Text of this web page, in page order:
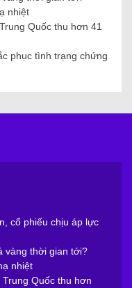
nhiệt
Quốc thu hơn 41
phục tình trạng chứng
cổ phiếu chịu áp lực
vàng thời gian tới?
nhiệt
Quốc thu hơn